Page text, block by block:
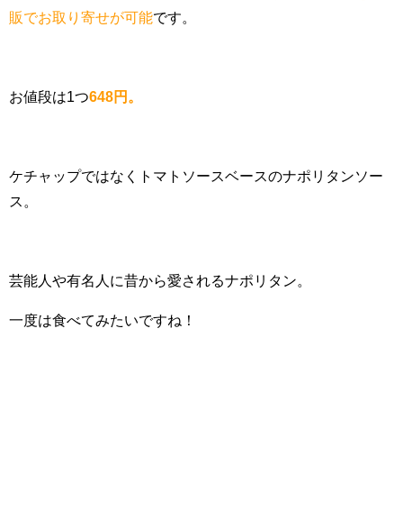
販でお取り寄せが可能です。
お値段は1つ648円。
ケチャップではなくトマトソースベースのナポリタンソー
ス。
芸能人や有名人に昔から愛されるナポリタン。
一度は食べてみたいですね！